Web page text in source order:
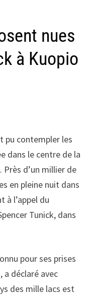
nues
à Kuopio
pu contempler les
dans le centre de la
Près d’un millier de
en pleine nuit dans
à l’appel du
Tunick, dans
pour ses prises
a déclaré avec
des mille lacs est